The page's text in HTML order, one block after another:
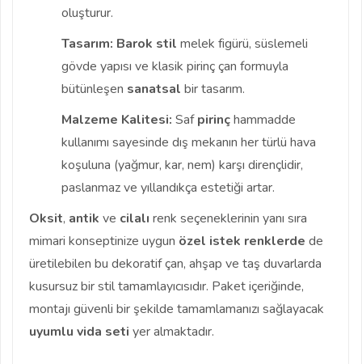
oluşturur.
Tasarım: Barok stil melek figürü, süslemeli
gövde yapısı ve klasik pirinç çan formuyla
bütünleşen sanatsal bir tasarım.
Malzeme Kalitesi: Safpirinçhammadde
kullanımı sayesinde dış mekanın her türlü hava
koşuluna (yağmur, kar, nem) karşı dirençlidir,
paslanmaz ve yıllandıkça estetiği artar.
Oksit, antik ve cilalı renk seçeneklerinin yanı sıra
mimari konseptinize uygun özel istek renklerde de
üretilebilen bu dekoratif çan, ahşap ve taş duvarlarda
kusursuz bir stil tamamlayıcısıdır. Paket içeriğinde,
montajı güvenli bir şekilde tamamlamanızı sağlayacak
uyumlu vida seti yer almaktadır.